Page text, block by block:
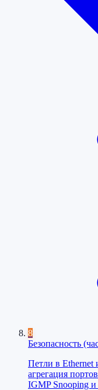
8
Безопасность
Петли в Ethernet
агрегация
IGMP Snooping